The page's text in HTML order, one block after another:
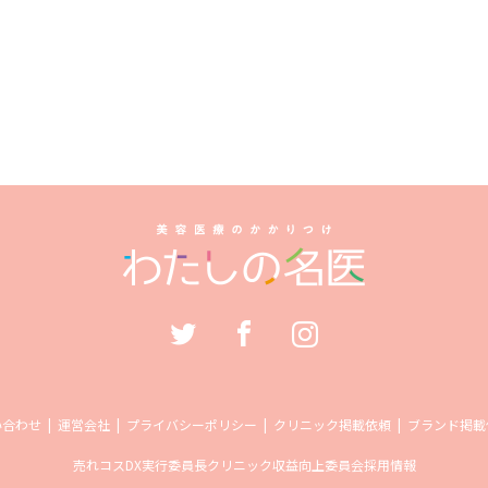
わせ 運営会社 プライバシーポリシー クリニック掲載依頼 ブランド掲
売れコスDX実行委員長クリニック収益向上委員会採用情報